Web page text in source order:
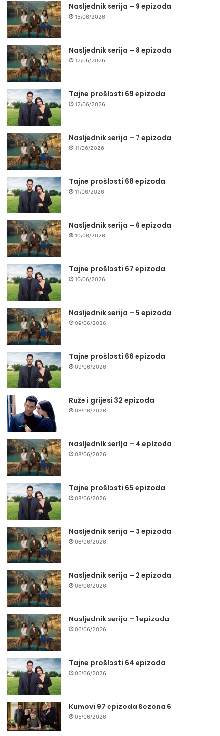
Nasljednik serija – 9 epizoda
15/06/2026
Nasljednik serija – 8 epizoda
12/06/2026
Tajne prošlosti 69 epizoda
12/06/2026
Nasljednik serija – 7 epizoda
11/06/2026
Tajne prošlosti 68 epizoda
11/06/2026
Nasljednik serija – 6 epizoda
10/06/2026
Tajne prošlosti 67 epizoda
10/06/2026
Nasljednik serija – 5 epizoda
09/06/2026
Tajne prošlosti 66 epizoda
09/06/2026
Ruže i grijesi 32 epizoda
08/06/2026
Nasljednik serija – 4 epizoda
08/06/2026
Tajne prošlosti 65 epizoda
08/06/2026
Nasljednik serija – 3 epizoda
06/06/2026
Nasljednik serija – 2 epizoda
06/06/2026
Nasljednik serija – 1 epizoda
06/06/2026
Tajne prošlosti 64 epizoda
06/06/2026
Kumovi 97 epizoda Sezona 6
05/06/2026